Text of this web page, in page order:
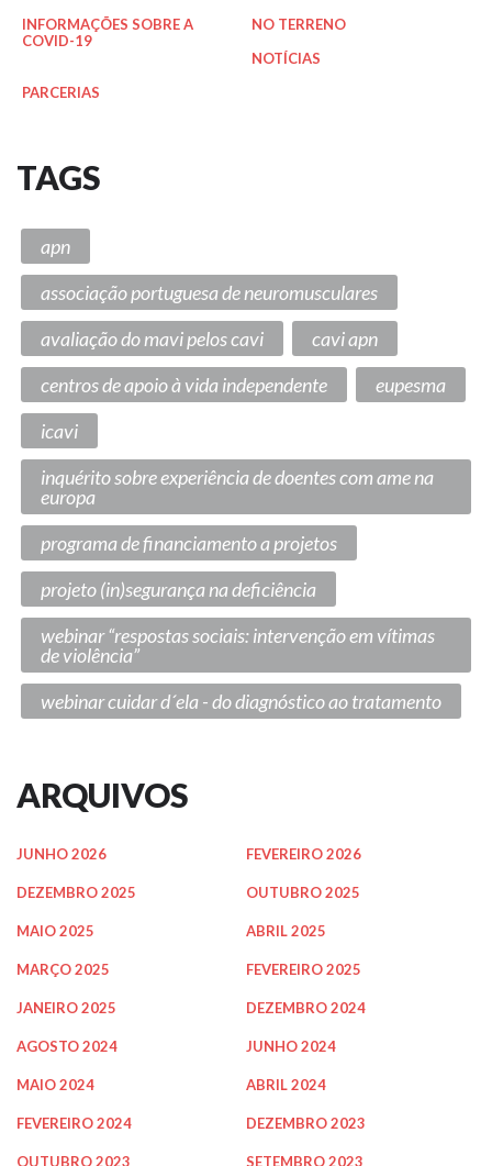
INFORMAÇÕES SOBRE A
COVID-19
NO TERRENO
NOTÍCIAS
PARCERIAS
TAGS
apn
associação portuguesa de neuromusculares
avaliação do mavi pelos cavi
cavi apn
centros de apoio à vida independente
eupesma
icavi
inquérito sobre experiência de doentes com ame na
europa
programa de financiamento a projetos
projeto (in)segurança na deficiência
webinar “respostas sociais: intervenção em vítimas
de violência”
webinar cuidar d´ela - do diagnóstico ao tratamento
ARQUIVOS
JUNHO 2026 FEVEREIRO 2026
DEZEMBRO 2025 OUTUBRO 2025
MAIO 2025 ABRIL 2025
MARÇO 2025 FEVEREIRO 2025
JANEIRO 2025 DEZEMBRO 2024
AGOSTO 2024 JUNHO 2024
MAIO 2024 ABRIL 2024
FEVEREIRO 2024 DEZEMBRO 2023
OUTUBRO 2023 SETEMBRO 2023